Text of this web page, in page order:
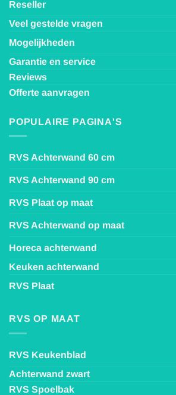
Reseller
Veel gestelde vragen
Mogelijkheden
Garantie en service
Reviews
Offerte aanvragen
POPULAIRE PAGINA'S
RVS Achterwand 60 cm
RVS Achterwand 90 cm
RVS Plaat op maat
RVS Achterwand op maat
Horeca achterwand
Keuken achterwand
RVS Plaat
RVS OP MAAT
RVS Keukenblad
Achterwand zwart
RVS Spoelbak